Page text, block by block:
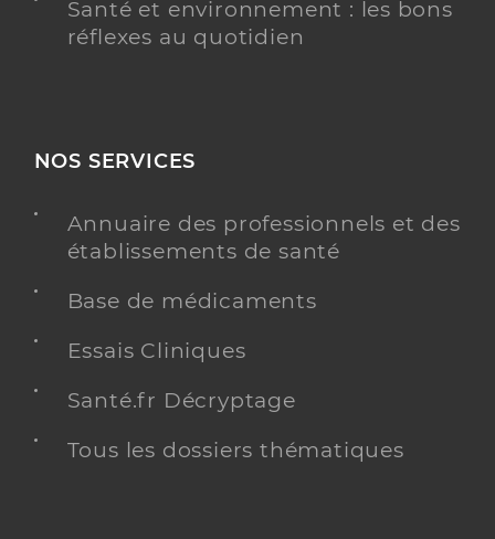
Santé et environnement : les bons
réflexes au quotidien
NOS SERVICES
Annuaire des professionnels et des
établissements de santé
Base de médicaments
Essais Cliniques
Santé.fr Décryptage
Tous les dossiers thématiques